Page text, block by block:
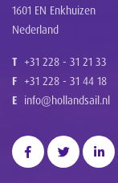
1601 EN Enkhuizen
Nederland
T +31 228 - 31 21 33
F +31 228 - 31 44 18
E info@hollandsail.nl